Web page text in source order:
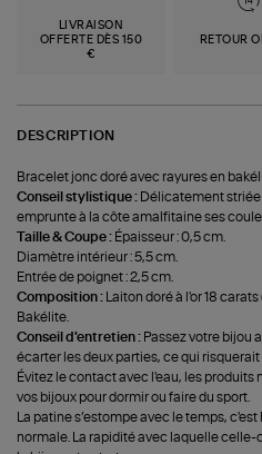
LIVRAISON
OFFERTE DÈS 150
€
RETOUR
DESCRIPTION
Bracelet jonc doré avec rayures en
Conseil stylistique : Délicatement
emprunte à la côte amalfitaine ses
Taille & Coupe : Épaisseur : 0,5 cm.
Diamètre intérieur : 5,5 cm.
Entrée de poignet : 2,5 cm.
Composition :
Laiton doré à l'or 18
Bakélite.
Conseil d'entretien : Passez votre bijou
écarter les deux parties, ce qui risquerait
Évitez le contact avec l'eau, les
vos bijoux pour dormir ou faire du sport.
La patine s’estompe avec le temps,
normale. La rapidité avec laquelle